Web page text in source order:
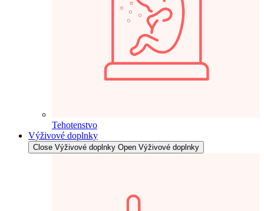
Tehotenstvo
Výživové doplnky
Close Výživové doplnky Open Výživové doplnky